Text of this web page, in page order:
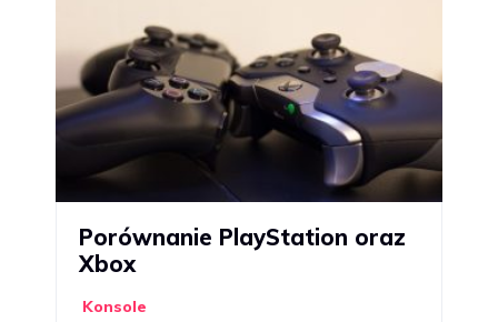
Porównanie PlayStation oraz
Xbox
Konsole